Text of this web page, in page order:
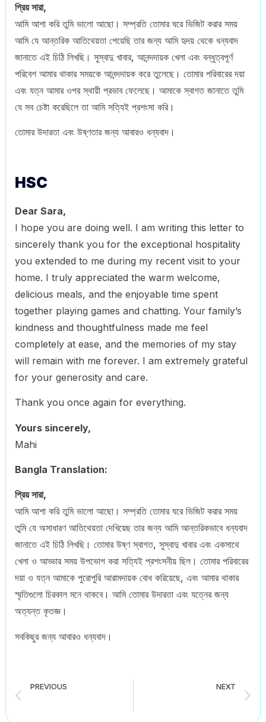
প্রিয় সারা,
আমি আশা করি তুমি ভালো আছো। সম্প্রতি তোমার ঘরে ভিজিট করার সময়
আমি যে আন্তরিক আতিথেয়তা পেয়েছি তার জন্য আমি হৃদয় থেকে ধন্যবাদ
জানাতে এই চিঠি লিখছি। সুস্বাদু খাবার, আনন্দদায়ক খেলা এবং বন্ধুত্বপূর্ণ
পরিবেশ আমার থাকার সময়কে আনন্দদায়ক করে তুলেছে। তোমার পরিবারের দয়া
এবং যত্ন আমার ওপর স্থায়ী প্রভাব ফেলেছে। আমাকে স্বাগত জানাতে তুমি
যে সব চেষ্টা করেছিলে তা আমি সত্যিই প্রশংসা করি।
তোমার উদারতা এবং উষ্ণতার জন্য আবারও ধন্যবাদ।
HSC
Dear Sara,
I hope you are doing well. I am writing this letter to
sincerely thank you for the exceptional hospitality
you extended to me during my recent visit to your
home. I truly appreciated the warm welcome,
delicious meals, and the enjoyable time spent
together playing games and chatting. Your family’s
kindness and thoughtfulness made me feel
completely at ease, and the memories of my stay
will remain with me forever. I am extremely grateful
for your generosity and care.
Thank you once again for everything.
Yours sincerely,
Mahi
Bangla Translation:
প্রিয় সারা,
আমি আশা করি তুমি ভালো আছো। সম্প্রতি তোমার ঘরে ভিজিট করার সময়
তুমি যে অসাধারণ আতিথেয়তা দেখিয়েছ তার জন্য আমি আন্তরিকভাবে ধন্যবাদ
জানাতে এই চিঠি লিখছি। তোমার উষ্ণ স্বাগত, সুস্বাদু খাবার এবং একসাথে
খেলা ও আড্ডার সময় উপভোগ করা সত্যিই প্রশংসনীয় ছিল। তোমার পরিবারের
দয়া ও যত্ন আমাকে পুরোপুরি আরামদায়ক বোধ করিয়েছে, এবং আমার থাকার
স্মৃতিগুলো চিরকাল মনে থাকবে। আমি তোমার উদারতা এবং যত্নের জন্য
অত্যন্ত কৃতজ্ঞ।
সবকিছুর জন্য আবারও ধন্যবাদ।
PREVIOUS NEXT